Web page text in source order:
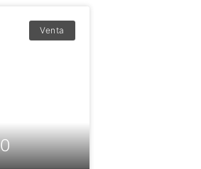
Venta